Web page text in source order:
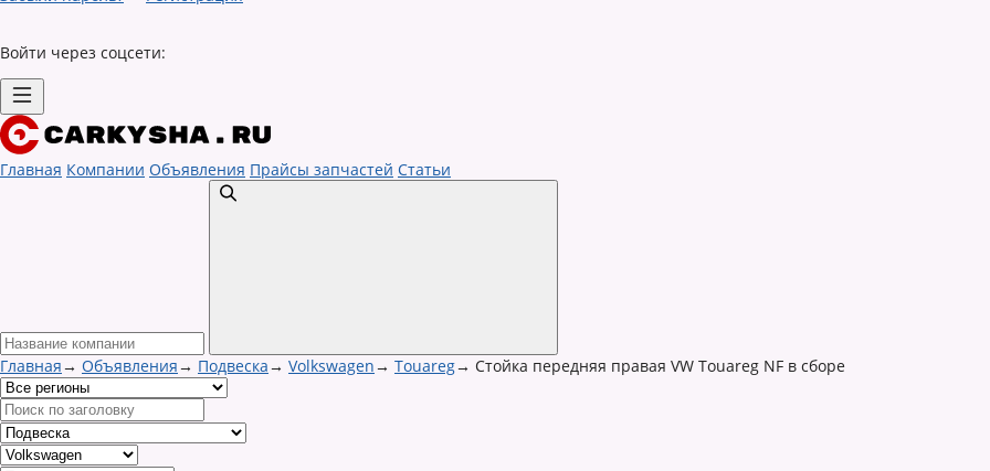
Войти через соцсети:
Главная Компании Объявления Прайсы запчастей Статьи
Главная→ Объявления→ Подвеска→ Volkswagen→ Touareg→ Стойка передняя правая VW Touareg NF в сборе